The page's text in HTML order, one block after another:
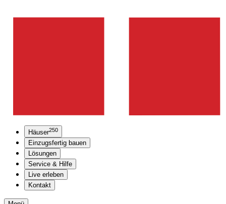
Häuser250
Einzugsfertig bauen
Lösungen
Service & Hilfe
Live erleben
Kontakt